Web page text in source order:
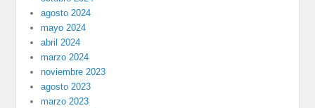
agosto 2024
mayo 2024
abril 2024
marzo 2024
noviembre 2023
agosto 2023
marzo 2023